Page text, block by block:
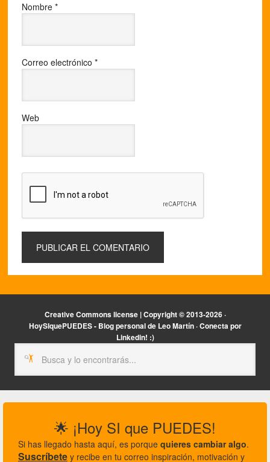
Nombre *
Correo electrónico *
Web
Creative Commons license | Copyright ©2013-2026 ·
HoySIquePUEDES - Blog personal de Leo Martín ·Conecta por
Linkedin! :)